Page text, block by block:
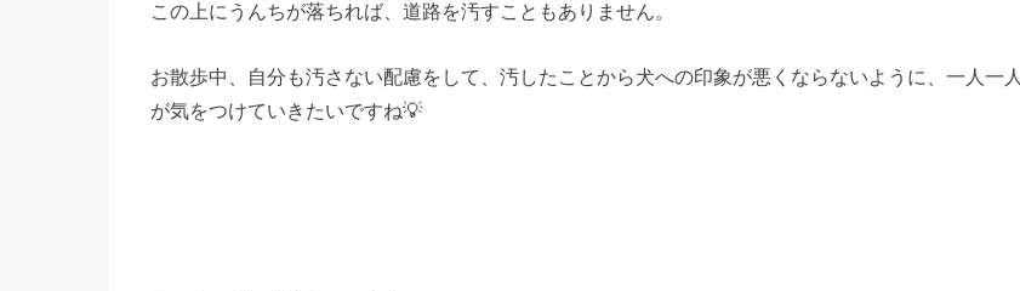
この上にうんちが落ちれば、道路を汚すこともありません。
お散歩中、自分も汚さない配慮をして、汚したことから犬への印象が悪くならないように、一人一人
が気をつけていきたいですね💡